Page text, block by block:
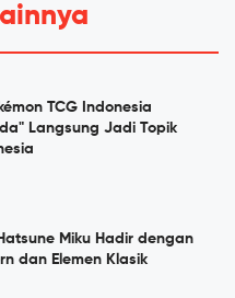
TCG Indonesia
Langsung Jadi Topik
Miku Hadir dengan
dan Elemen Klasik